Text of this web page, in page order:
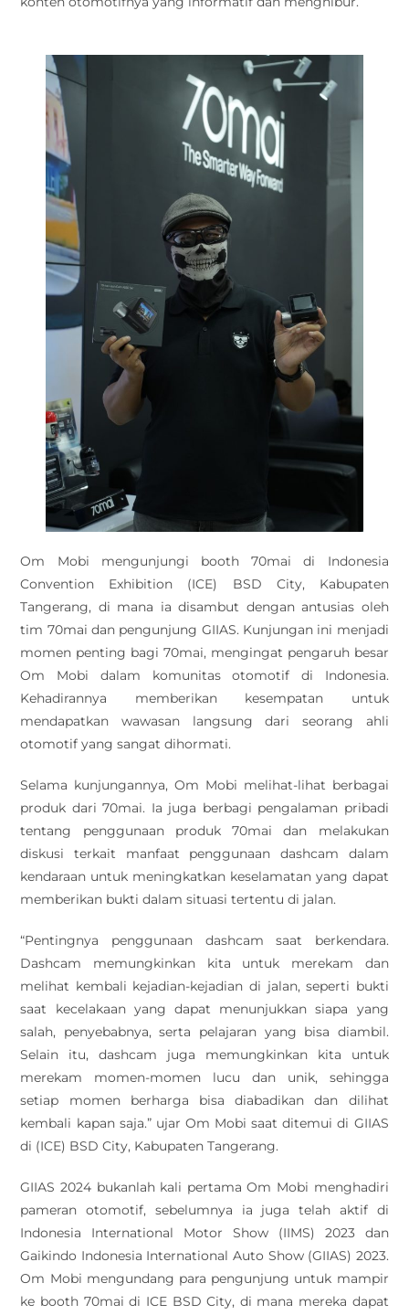
Om Mobi mengunjungi booth 70mai di Indonesia
Convention Exhibition (ICE) BSD City, Kabupaten
Tangerang, di mana ia disambut dengan antusias oleh
tim 70mai dan pengunjung GIIAS. Kunjungan ini menjadi
momen penting bagi 70mai, mengingat pengaruh besar
Om Mobi dalam komunitas otomotif di Indonesia.
Kehadirannya memberikan kesempatan untuk
mendapatkan wawasan langsung dari seorang ahli
otomotif yang sangat dihormati.
Selama kunjungannya, Om Mobi melihat-lihat berbagai
produk dari 70mai. Ia juga berbagi pengalaman pribadi
tentang penggunaan produk 70mai dan melakukan
diskusi terkait manfaat penggunaan dashcam dalam
kendaraan untuk meningkatkan keselamatan yang dapat
memberikan bukti dalam situasi tertentu di jalan.
“Pentingnya penggunaan dashcam saat berkendara.
Dashcam memungkinkan kita untuk merekam dan
melihat kembali kejadian-kejadian di jalan, seperti bukti
saat kecelakaan yang dapat menunjukkan siapa yang
salah, penyebabnya, serta pelajaran yang bisa diambil.
Selain itu, dashcam juga memungkinkan kita untuk
merekam momen-momen lucu dan unik, sehingga
setiap momen berharga bisa diabadikan dan dilihat
kembali kapan saja.” ujar Om Mobi saat ditemui di GIIAS
di (ICE) BSD City, Kabupaten Tangerang.
GIIAS 2024 bukanlah kali pertama Om Mobi menghadiri
pameran otomotif, sebelumnya ia juga telah aktif di
Indonesia International Motor Show (IIMS) 2023 dan
Gaikindo Indonesia International Auto Show (GIIAS) 2023.
Om Mobi mengundang para pengunjung untuk mampir
ke booth 70mai di ICE BSD City, di mana mereka dapat